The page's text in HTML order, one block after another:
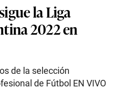
la Liga
2022 en
de la selección
de Fútbol EN VIVO